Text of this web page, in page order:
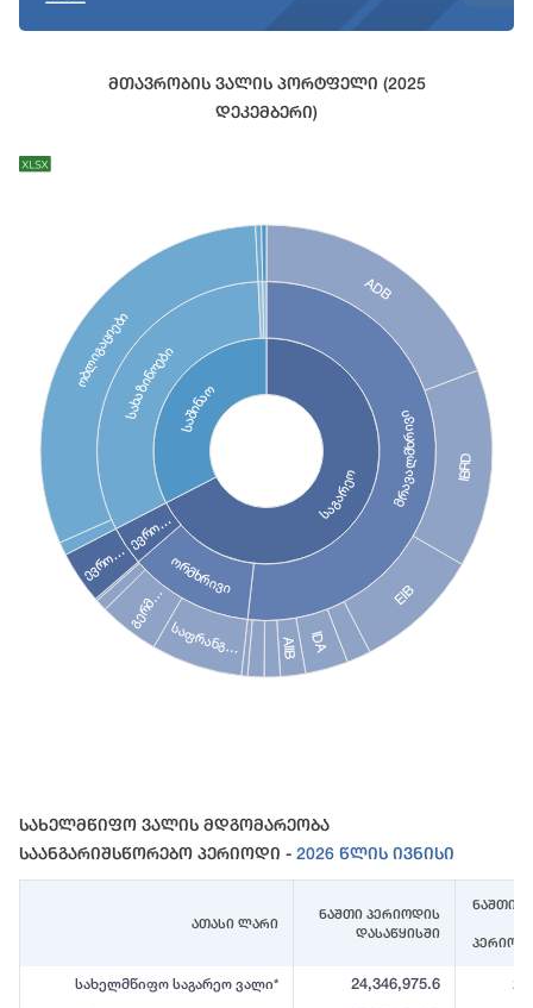
Მთავრობის Ვალის Პორტფელი (2025
Დეკემბერი)
Chart with 27 data points.
View as data table, Chart
საგარეო მრავალმხრივი
ორმხრივი
ევრო…
ADB
IBRD
EIB
IDA
AIIB
საფრანგ…
გერმ…
ევრო…
საშინაო
სახაზინოები
ობლიგაციები
Სახელმწიფო Ვალის Მდგომარეობა
Საანგარიშსწორებო Პერიოდი - 2026 Წლის Ივნისი
ათასი ლარი
ნაშთი პერიოდის
დასაწყისში
ნაშთი
სახელმწიფო საგარეო ვალი* 24,346,975.6